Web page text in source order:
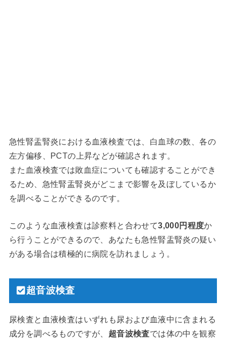
急性腎盂腎炎における血液検査では、白血球の数、各の
左方偏移、PCTの上昇などが確認されます。
また血液検査では敗血症についても確認することができ
るため、急性腎盂腎炎がどこまで影響を及ぼしているか
を調べることができるのです。
このような血液検査は診察料と合わせて3,000円程度か
ら行うことができるので、あなたも急性腎盂腎炎の疑い
がある場合は積極的に病院を訪れましょう。
超音波検査
尿検査と血液検査はいずれも尿および血液中に含まれる
成分を調べるものですが、 超音波検査では体の中を観察